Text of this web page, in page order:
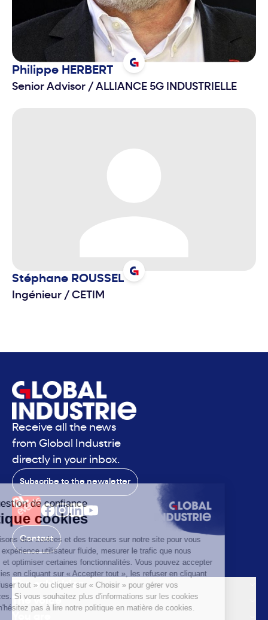
Philippe HERBERT
Senior Advisor / ALLIANCE 5G INDUSTRIELLE
Stéphane ROUSSEL
Ingénieur / CETIM
Receive all the news
from Global Industrie
directly in your inbox.
Subscribe to the newsletter
Contact
The exhibition
The voice